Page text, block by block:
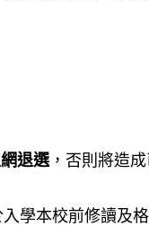
退選，否則將造
學本校前修讀及